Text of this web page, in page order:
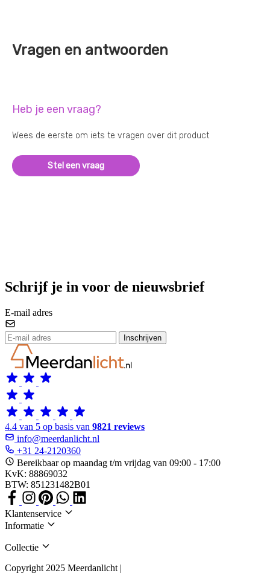
Vragen en antwoorden
Heb je een vraag?
Wees de eerste om iets te vragen over dit product
Stel een vraag
Schrijf je in voor de nieuwsbrief
E-mail adres
Inschrijven
4.4 van 5 op basis van 9821 reviews
info@meerdanlicht.nl
+31 24-2120360
Bereikbaar op maandag t/m vrijdag van 09:00 - 17:00
KvK: 88869032
BTW: 851231482B01
Klantenservice
Informatie
Collectie
Copyright 2025 Meerdanlicht |